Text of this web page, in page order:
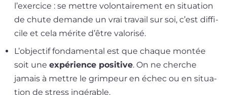
l’exer­cice : se mettre volon­tai­re­ment en situa­tion
de chute demande un vrai tra­vail sur soi, c’est dif­fi­
cile et cela mérite d’être valorisé.
L’objectif fon­da­men­tal est que chaque mon­tée
soit une expé­rience posi­tive. On ne cherche
jamais à mettre le grim­peur en échec ou en situa­
tion de stress ingérable.